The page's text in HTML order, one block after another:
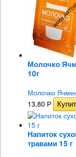
Молочко
10г
Молочко
13,80 Р
Напиток
травами 15 г